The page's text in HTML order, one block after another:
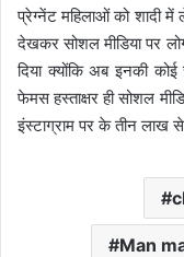
प्रेग्नेंट महिलाओं को शादी
देखकर सोशल मीडिया पर
दिया क्योंकि अब इनकी
फेमस हस्ताक्षर ही सोशल
इंस्टाग्राम पर के तीन लाख से
Man